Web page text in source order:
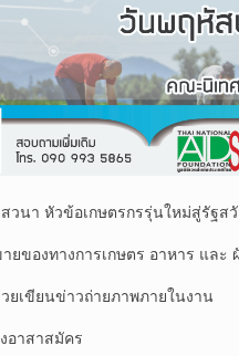
สวนา หัวข้อเกษตรกรรุ่นใหม่สู่รัฐส
ยของทางการเกษตร อาหาร และ
ยเขียนข่าวถ่ายภาพภายในงาน
าสาสมัคร